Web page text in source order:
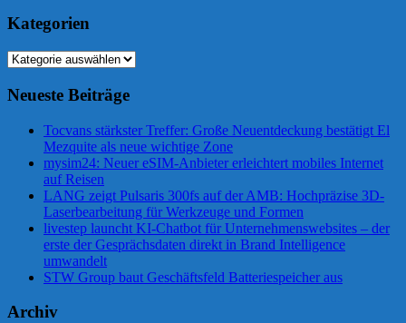
Kategorien
Kategorien
Neueste Beiträge
Tocvans stärkster Treffer: Große Neuentdeckung bestätigt El
Mezquite als neue wichtige Zone
mysim24: Neuer eSIM-Anbieter erleichtert mobiles Internet
auf Reisen
LANG zeigt Pulsaris 300fs auf der AMB: Hochpräzise 3D-
Laserbearbeitung für Werkzeuge und Formen
livestep launcht KI-Chatbot für Unternehmenswebsites – der
erste der Gesprächsdaten direkt in Brand Intelligence
umwandelt
STW Group baut Geschäftsfeld Batteriespeicher aus
Archiv